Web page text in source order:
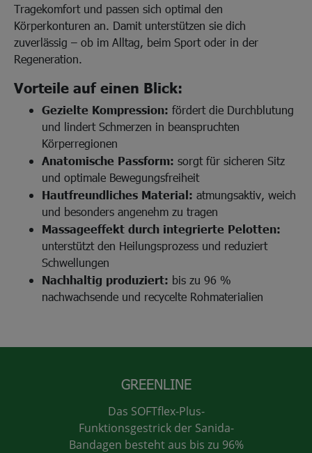
Tragekomfort und passen sich optimal den
Körperkonturen an. Damit unterstützen sie dich
zuverlässig – ob im Alltag, beim Sport oder in der
Regeneration.
Vorteile auf einen Blick:
Gezielte Kompression: fördert die Durchblutung
und lindert Schmerzen in beanspruchten
Körperregionen
Anatomische Passform: sorgt für sicheren Sitz
und optimale Bewegungsfreiheit
Hautfreundliches Material: atmungsaktiv, weich
und besonders angenehm zu tragen
Massageeffekt durch integrierte Pelotten:
unterstützt den Heilungsprozess und reduziert
Schwellungen
Nachhaltig produziert: bis zu 96 %
nachwachsende und recycelte Rohmaterialien
GREENLINE
Das SOFTflex-Plus-
Funktionsgestrick der Sanida-
Bandagen besteht aus bis zu 96%